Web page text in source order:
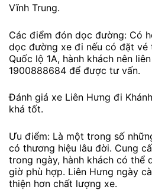
Vĩnh Trung.
Các điểm đón dọc đường: Có
dọc đường xe đi nếu có đặt vé
Quốc lộ 1A, hành khách nên
1900888684 để được tư vấn.
Đánh giá xe Liên Hưng đi
khá tốt.
Ưu điểm: Là một trong số
có thương hiệu lâu đời. Cung
trong ngày, hành khách có thể
giờ phù hợp. Liên Hưng ngày
thiện hơn chất lượng xe.